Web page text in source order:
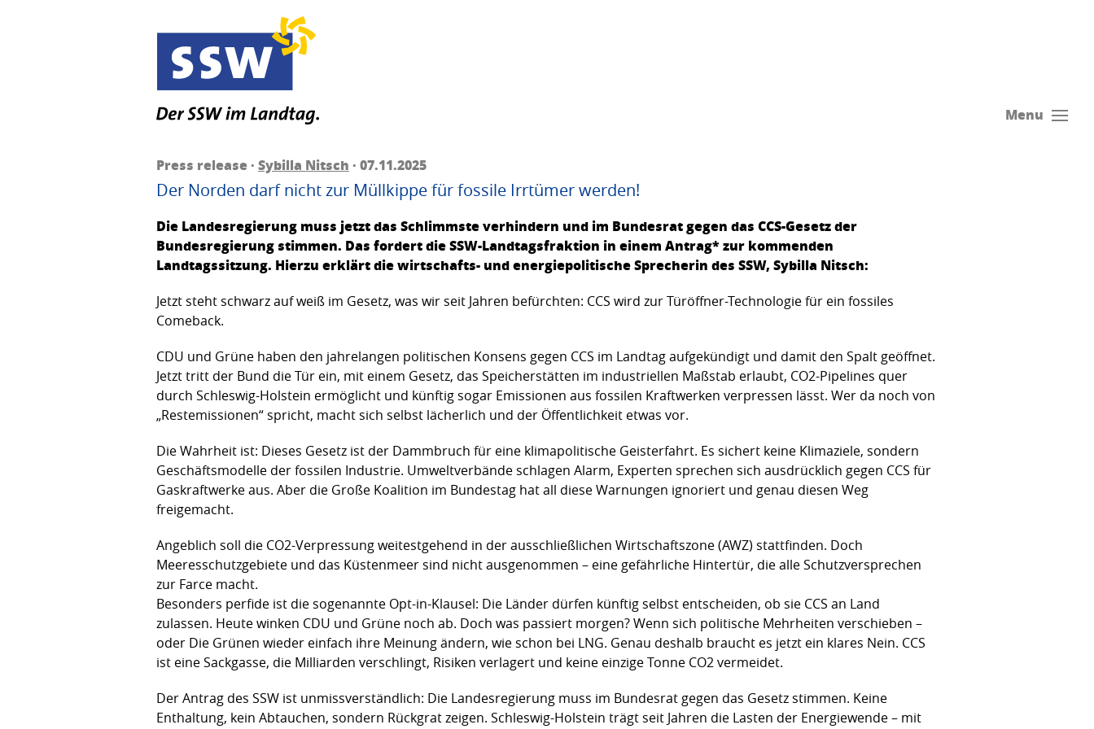
Menu
Press release · Sybilla Nitsch · 07.11.2025
Der Norden darf nicht zur Müllkippe für fossile Irrtümer werden!
Die Landesregierung muss jetzt das Schlimmste verhindern und im Bundesrat gegen das CCS-Gesetz der
Bundesregierung stimmen. Das fordert die SSW-Landtagsfraktion in einem Antrag* zur kommenden
Landtagssitzung. Hierzu erklärt die wirtschafts- und energiepolitische Sprecherin des SSW, Sybilla Nitsch:
Jetzt steht schwarz auf weiß im Gesetz, was wir seit Jahren befürchten: CCS wird zur Türöffner-Technologie für ein fossiles
Comeback.
CDU und Grüne haben den jahrelangen politischen Konsens gegen CCS im Landtag aufgekündigt und damit den Spalt geöffnet.
Jetzt tritt der Bund die Tür ein, mit einem Gesetz, das Speicherstätten im industriellen Maßstab erlaubt, CO2-Pipelines quer
durch Schleswig-Holstein ermöglicht und künftig sogar Emissionen aus fossilen Kraftwerken verpressen lässt. Wer da noch von
„Restemissionen“ spricht, macht sich selbst lächerlich und der Öffentlichkeit etwas vor.
Die Wahrheit ist: Dieses Gesetz ist der Dammbruch für eine klimapolitische Geisterfahrt. Es sichert keine Klimaziele, sondern
Geschäftsmodelle der fossilen Industrie. Umweltverbände schlagen Alarm, Experten sprechen sich ausdrücklich gegen CCS für
Gaskraftwerke aus. Aber die Große Koalition im Bundestag hat all diese Warnungen ignoriert und genau diesen Weg
freigemacht.
Angeblich soll die CO2-Verpressung weitestgehend in der ausschließlichen Wirtschaftszone (AWZ) stattfinden. Doch
Meeresschutzgebiete und das Küstenmeer sind nicht ausgenommen – eine gefährliche Hintertür, die alle Schutzversprechen
zur Farce macht.
Besonders perfide ist die sogenannte Opt-in-Klausel: Die Länder dürfen künftig selbst entscheiden, ob sie CCS an Land
zulassen. Heute winken CDU und Grüne noch ab. Doch was passiert morgen? Wenn sich politische Mehrheiten verschieben –
oder Die Grünen wieder einfach ihre Meinung ändern, wie schon bei LNG. Genau deshalb braucht es jetzt ein klares Nein. CCS
ist eine Sackgasse, die Milliarden verschlingt, Risiken verlagert und keine einzige Tonne CO2 vermeidet.
Der Antrag des SSW ist unmissverständlich: Die Landesregierung muss im Bundesrat gegen das Gesetz stimmen. Keine
Enthaltung, kein Abtauchen, sondern Rückgrat zeigen. Schleswig-Holstein trägt seit Jahren die Lasten der Energiewende – mit